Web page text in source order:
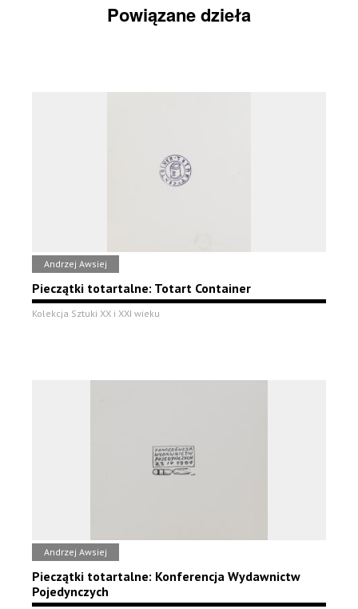
Powiązane dzieła
Andrzej Awsiej
Pieczątki totartalne: Totart Container
Kolekcja Sztuki XX i XXI wieku
Andrzej Awsiej
Pieczątki totartalne: Konferencja Wydawnictw
Pojedynczych